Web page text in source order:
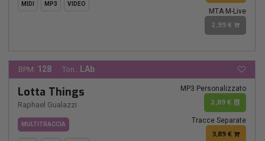
MIDI MP3 VIDEO
MTA M-Live
2,99 €
BPM: 128 Ton.: LAb
Lotta Things
Raphael Gualazzi
MULTITRACCIA
MP3 Personalizzato
2,89 €
Tracce Separate
3,89 €